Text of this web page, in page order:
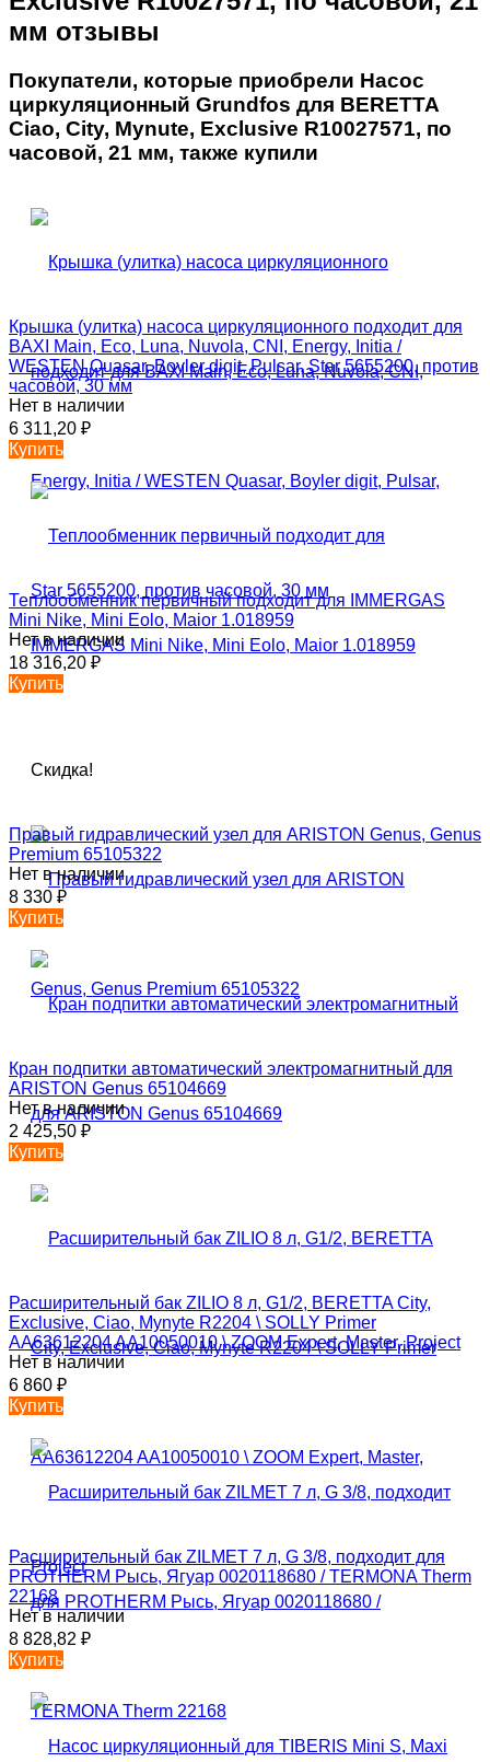
мм отзывы
Покупатели, которые приобрели Насос
циркуляционный Grundfos для BERETTA
Ciao, City, Mynute, Exclusive R10027571, по
часовой, 21 мм, также купили
Крышка (улитка) насоса циркуляционного подходит для
BAXI Main, Eco, Luna, Nuvola, CNI, Energy, Initia /
WESTEN Quasar, Boyler digit, Pulsar, Star 5655200, против
часовой, 30 мм
Нет в наличии
6 311,20 ₽
Купить
Теплообменник первичный подходит для IMMERGAS
Mini Nike, Mini Eolo, Maior 1.018959
Нет в наличии
18 316,20 ₽
Купить
Скидка!
Правый гидравлический узел для ARISTON Genus, Genus
Premium 65105322
Нет в наличии
8 330 ₽
Купить
Кран подпитки автоматический электромагнитный для
ARISTON Genus 65104669
Нет в наличии
2 425,50 ₽
Купить
Расширительный бак ZILIO 8 л, G1/2, BERETTA City,
Exclusive, Ciao, Mynyte R2204 \ SOLLY Primer
AA63612204 AA10050010 \ ZOOM Expert, Master, Project
Нет в наличии
6 860 ₽
Купить
Расширительный бак ZILMET 7 л, G 3/8, подходит для
PROTHERM Рысь, Ягуар 0020118680 / TERMONA Therm
22168
Нет в наличии
8 828,82 ₽
Купить